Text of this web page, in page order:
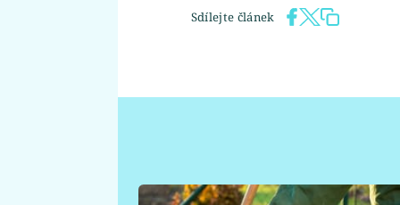
Sdílejte článek